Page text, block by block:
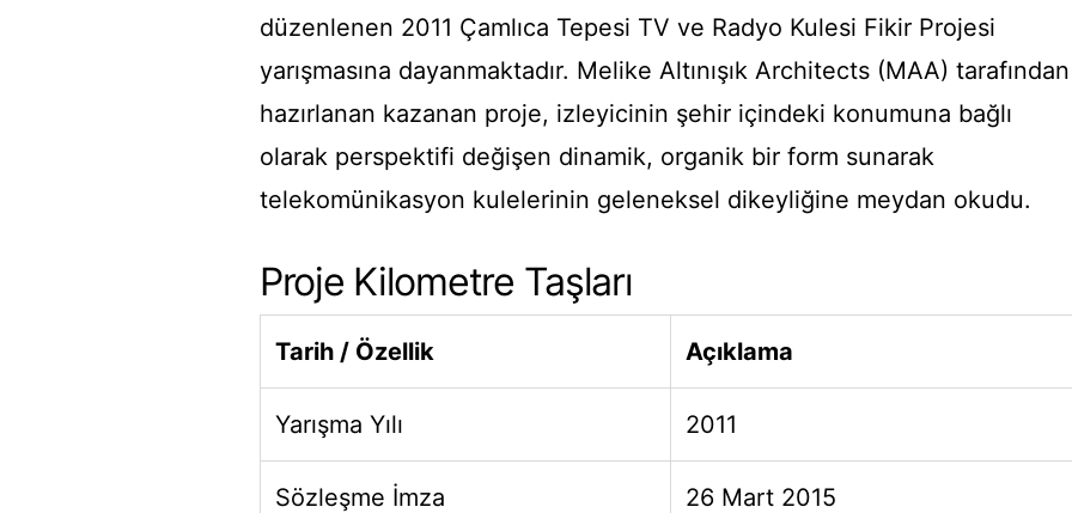
düzenlenen 2011 Çamlıca Tepesi TV ve Radyo Kulesi Fikir Projesi
yarışmasına dayanmaktadır. Melike Altınışık Architects (MAA) tarafından
hazırlanan kazanan proje, izleyicinin şehir içindeki konumuna bağlı
olarak perspektifi değişen dinamik, organik bir form sunarak
telekomünikasyon kulelerinin geleneksel dikeyliğine meydan okudu.
Proje Kilometre Taşları
Tarih / Özellik Açıklama
Yarışma Yılı 2011
Sözleşme İmza 26 Mart 2015